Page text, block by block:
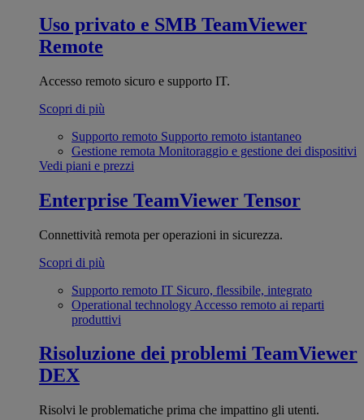
Uso privato e SMB TeamViewer
Remote
Accesso remoto sicuro e supporto IT.
Scopri di più
Supporto remoto Supporto remoto istantaneo
Gestione remota Monitoraggio e gestione dei dispositivi
Vedi piani e prezzi
Enterprise TeamViewer Tensor
Connettività remota per operazioni in sicurezza.
Scopri di più
Supporto remoto IT Sicuro, flessibile, integrato
Operational technology Accesso remoto ai reparti
produttivi
Risoluzione dei problemi TeamViewer
DEX
Risolvi le problematiche prima che impattino gli utenti.